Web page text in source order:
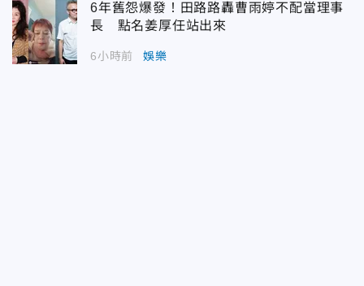
6年舊怨爆發！田路路轟曹雨婷不配當理事
長 點名姜厚任站出來
6小時前 娛樂